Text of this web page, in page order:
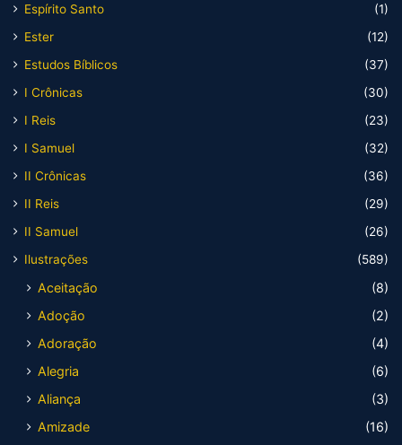
Espírito Santo
(1)
Ester
(12)
Estudos Bíblicos
(37)
I Crônicas
(30)
I Reis
(23)
I Samuel
(32)
II Crônicas
(36)
II Reis
(29)
II Samuel
(26)
Ilustrações
(589)
Aceitação
(8)
Adoção
(2)
Adoração
(4)
Alegria
(6)
Aliança
(3)
Amizade
(16)